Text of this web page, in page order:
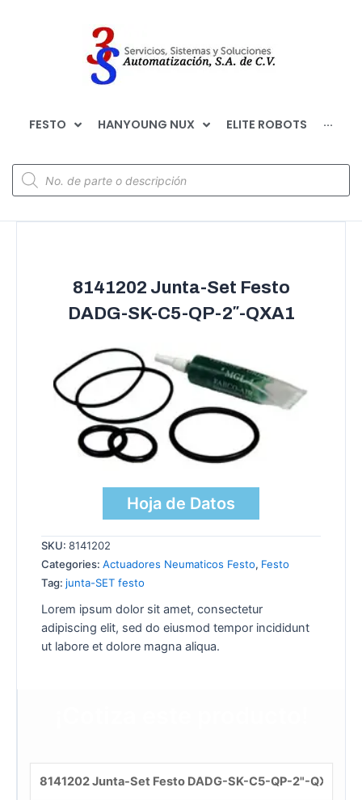
FESTO HANYOUNG NUX ELITE ROBOTS ···
8141202 Junta-Set Festo
DADG-SK-C5-QP-2″-QXA1
Hoja de Datos
SKU: 8141202
Categories: Actuadores Neumaticos Festo, Festo
Tag: junta-SET festo
Lorem ipsum dolor sit amet, consectetur
adipiscing elit, sed do eiusmod tempor incididunt
ut labore et dolore magna aliqua.